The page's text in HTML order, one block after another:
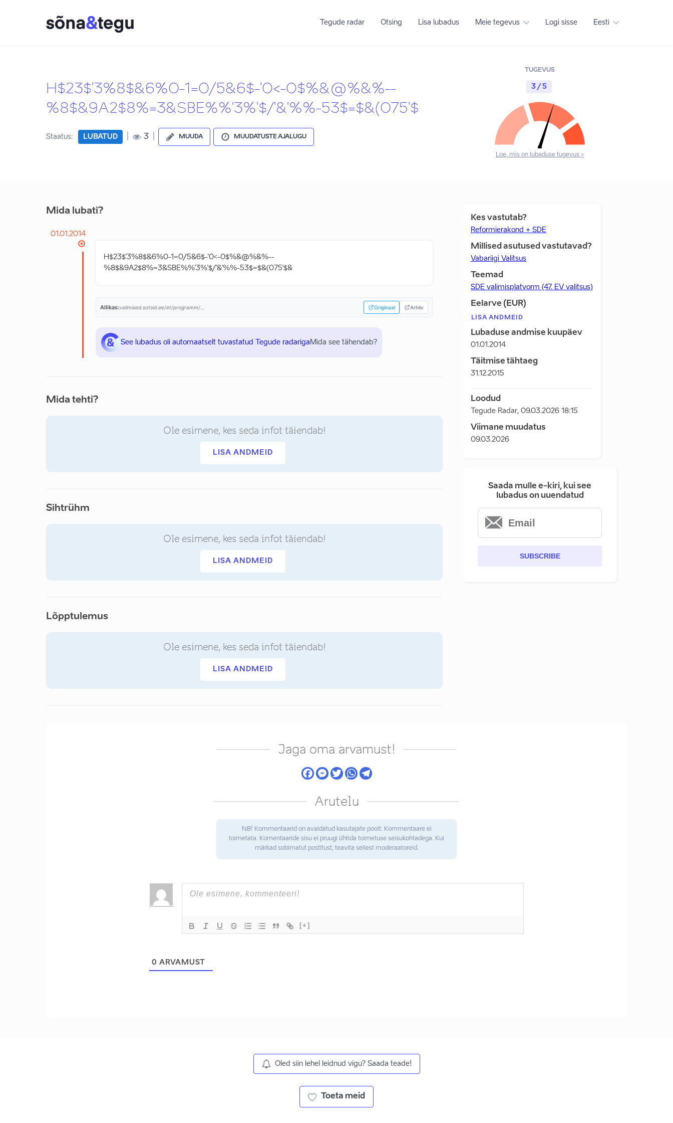
Tegude radar Otsing Lisa lubadus Meie tegevus Logi sisse Eesti
H$23$'3%8$&6%0-1=0/5&6$-'0<-0$%&@%&%--
%8$&9A2$8%=3&SBE%%'3%'$/'&'%%-53$=$&(075'$
Staatus: LUBATUD 3 MUUDA MUUDATUSTE AJALUGU
TUGEVUS
3 / 5
Loe, mis on lubaduse tugevus >
Mida lubati?
01.01.2014
H$23$'3%8$&6%0-1=0/5&6$-'0<-0$%&@%&%--
%8$&9A2$8%=3&SBE%%'3%'$/'&'%%-53$=$&(075'$&
Allikas:valimised.sotsid.ee/et/programm/... Originaal Arhiiv
See lubadus oli automaatselt tuvastatud Tegude radariga Mida see tähendab?
Mida tehti?
Ole esimene, kes seda infot täiendab!
LISA ANDMEID
Sihtrühm
Ole esimene, kes seda infot täiendab!
LISA ANDMEID
Lõpptulemus
Ole esimene, kes seda infot täiendab!
LISA ANDMEID
Kes vastutab?
Reformierakond + SDE
Millised asutused vastutavad?
Vabariigi Valitsus
Teemad
SDE valimisplatvorm (47. EV valitsus)
Eelarve (EUR)
LISA ANDMEID
Lubaduse andmise kuupäev
01.01.2014
Täitmise tähtaeg
31.12.2015
Loodud
Tegude Radar, 09.03.2026 18:15
Viimane muudatus
09.03.2026
Saada mulle e-kiri, kui see
lubadus on uuendatud
SUBSCRIBE
Jaga oma arvamust!
Arutelu
NB! Kommentaarid on avaldatud kasutajate poolt. Kommentaare ei
toimetata. Komentaaride sisu ei pruugi ühtida toimetuse seisukohtadega. Kui
märkad sobimatut postitust, teavita sellest moderaatoreid.
[+]
0 ARVAMUST
Oled siin lehel leidnud vigu? Saada teade!
Toeta meid